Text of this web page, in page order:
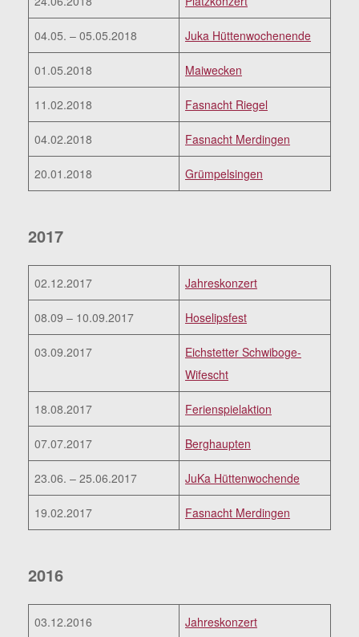
04.05. – 05.05.2018 Juka Hüttenwochenende
01.05.2018 Maiwecken
11.02.2018 Fasnacht Riegel
04.02.2018 Fasnacht Merdingen
20.01.2018 Grümpelsingen
2017
02.12.2017 Jahreskonzert
08.09 – 10.09.2017 Hoselipsfest
03.09.2017
Eichstetter Schwiboge-
Wifescht
18.08.2017 Ferienspielaktion
07.07.2017 Berghaupten
23.06. – 25.06.2017 JuKa Hüttenwochende
19.02.2017 Fasnacht Merdingen
2016
03.12.2016 Jahreskonzert